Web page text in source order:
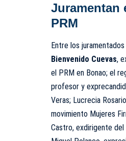
Juramentan
PRM
Entre los
Bienvenido Cuevas,
el PRM en Bonao; el
profesor y
Veras; Lucrecia
movimiento Mujeres
Castro, exdirigente del